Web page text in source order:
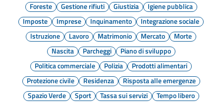
Foreste
Gestione rifiuti Giustizia
Igiene pubblica
Imposte
Imprese Inquinamento
Integrazione sociale
Istruzione
Lavoro Matrimonio Mercato
Morte
Nascita
Parcheggi
Piano di sviluppo
Politica commerciale
Polizia
Prodotti alimentari
Protezione civile
Residenza
Risposta alle emergenze
Spazio Verde
Sport Tassa sui servizi
Tempo libero